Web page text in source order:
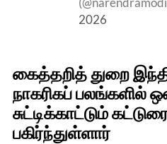
2026
கைத்தறித் துறை
நாகரிகப் பலங்களில்
சுட்டிக்காட்டும்
பகிர்ந்துள்ளார்